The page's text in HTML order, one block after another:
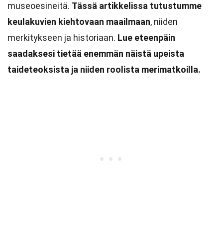
museoesineitä. Tässä artikkelissa tutustumme
keulakuvien kiehtovaan maailmaan, niiden
merkitykseen ja historiaan. Lue eteenpäin
saadaksesi tietää enemmän näistä upeista
taideteoksista ja niiden roolista merimatkoilla.